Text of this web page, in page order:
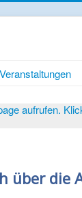
Veranstaltungen
aufrufen.
über die